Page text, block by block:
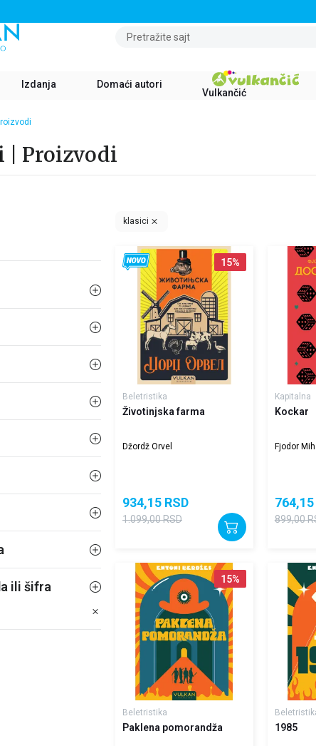
ZA IZNOS PREKO 3500 RSD
Pretražite sajt
Izdanja Domaći autori
Vulkančić
| Proizvodi
ili šifra
klasici
15%
Beletristika
Životinjska farma
Džordž Orvel
934,15 RSD
1.099,00RSD
Kapitalna
Kockar
Fjodor
764,15
899,00
15%
Beletristika
Paklena pomorandža 1985